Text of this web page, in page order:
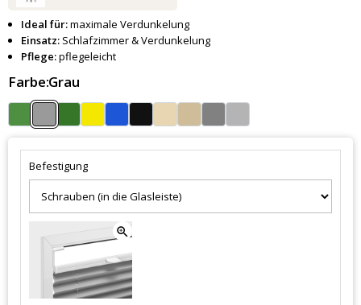
Ideal für:maximale Verdunkelung
Einsatz: Schlafzimmer & Verdunkelung
Pflege:pflegeleicht
Farbe:Grau
Befestigung
zoom_in